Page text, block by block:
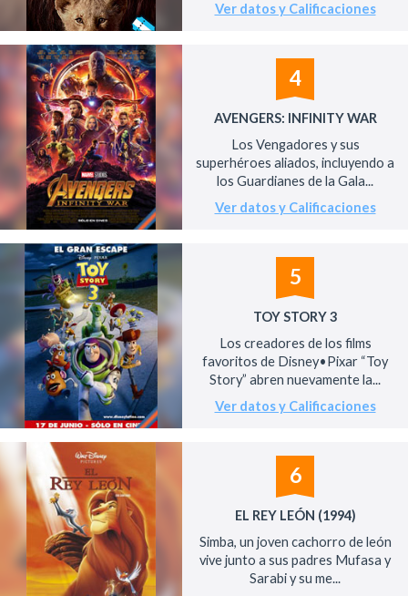
Ver datos y Calificaciones
4
AVENGERS: INFINITY WAR
Los Vengadores y sus
superhéroes aliados, incluyendo a
los Guardianes de la Gala...
Ver datos y Calificaciones
5
TOY STORY 3
Los creadores de los films
favoritos de Disney•Pixar “Toy
Story” abren nuevamente la...
Ver datos y Calificaciones
6
EL REY LEÓN (1994)
Simba, un joven cachorro de león
vive junto a sus padres Mufasa y
Sarabi y su me...